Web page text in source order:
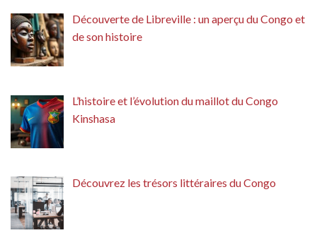
Découverte de Libreville : un aperçu du Congo et
de son histoire
L’histoire et l’évolution du maillot du Congo
Kinshasa
Découvrez les trésors littéraires du Congo